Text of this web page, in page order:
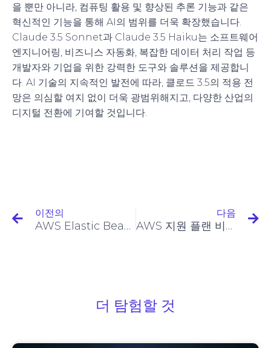
을 뿐만 아니라, 컴퓨팅 활용 및 향상된 추론 기능과 같은
혁신적인 기능을 통해 AI의 범위를 더욱 확장했습니다.
Claude 3.5 Sonnet과 Claude 3.5 Haiku는 소프트웨어
엔지니어링, 비즈니스 자동화, 복잡한 데이터 처리 작업 등
개발자와 기업을 위한 강력한 도구와 솔루션을 제공합니
다. AI 기술의 지속적인 발전에 따라, 클로드 3.5의 적용 전
망은 의심할 여지 없이 더욱 광범위해지고, 다양한 산업의
디지털 전환에 기여할 것입니다.
이전의
AWS Elastic Beanstalk: 개발자를 위한 간소화된 배포
다음
AWS 지원 플랜 비교: 귀하의 요구 사항에 맞는 플랜을 선택하세요
더 탐험할 것